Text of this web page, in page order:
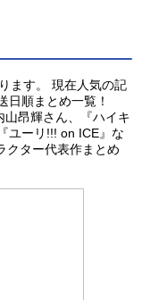
ます。 現在人気の記
日順まとめ一覧！
山昂輝さん、『ハイキ
ユーリ!!! on ICE』な
クター代表作まとめ